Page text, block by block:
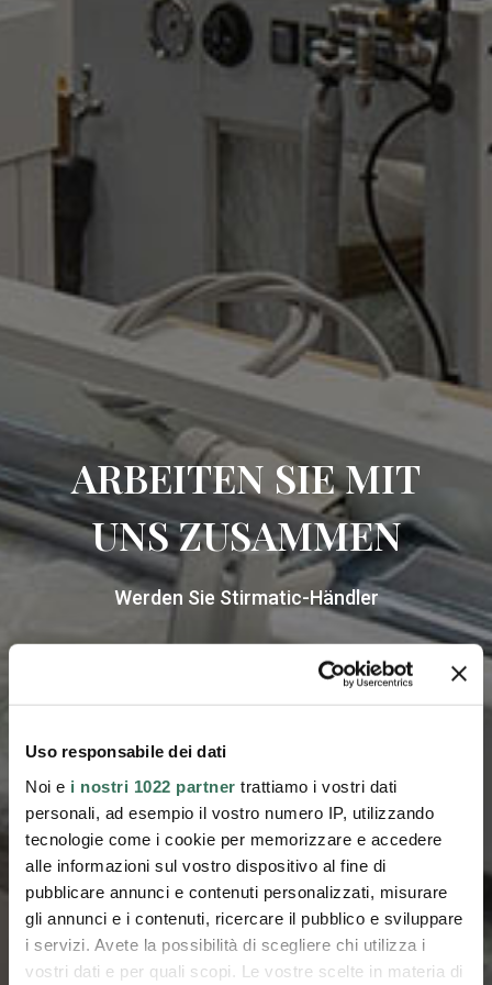
Uso responsabile dei dati
Noi e i nostri 1022 partner trattiamo i vostri dati
personali, ad esempio il vostro numero IP, utilizzando
tecnologie come i cookie per memorizzare e accedere
alle informazioni sul vostro dispositivo al fine di
pubblicare annunci e contenuti personalizzati, misurare
gli annunci e i contenuti, ricercare il pubblico e sviluppare
i servizi. Avete la possibilità di scegliere chi utilizza i
vostri dati e per quali scopi. Le vostre scelte in materia di
ARBEITEN SIE MIT
UNS ZUSAMMEN
Werden Sie Stirmatic-Händler